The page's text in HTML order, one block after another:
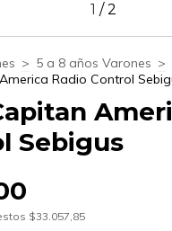
1 /2
> 5 a 8 años Varones >
Radio Control
Sebigus
$33.057,85